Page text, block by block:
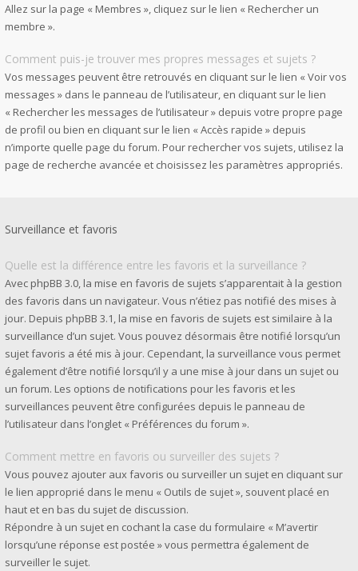
Allez sur la page « Membres », cliquez sur le lien « Rechercher un
membre ».
Comment puis-je trouver mes propres messages et sujets ?
Vos messages peuvent être retrouvés en cliquant sur le lien « Voir vos
messages » dans le panneau de l’utilisateur, en cliquant sur le lien
« Rechercher les messages de l’utilisateur » depuis votre propre page
de profil ou bien en cliquant sur le lien « Accès rapide » depuis
n’importe quelle page du forum. Pour rechercher vos sujets, utilisez la
page de recherche avancée et choisissez les paramètres appropriés.
Surveillance et favoris
Quelle est la différence entre les favoris et la surveillance ?
Avec phpBB 3.0, la mise en favoris de sujets s’apparentait à la gestion
des favoris dans un navigateur. Vous n’étiez pas notifié des mises à
jour. Depuis phpBB 3.1, la mise en favoris de sujets est similaire à la
surveillance d’un sujet. Vous pouvez désormais être notifié lorsqu’un
sujet favoris a été mis à jour. Cependant, la surveillance vous permet
également d’être notifié lorsqu’il y a une mise à jour dans un sujet ou
un forum. Les options de notifications pour les favoris et les
surveillances peuvent être configurées depuis le panneau de
l’utilisateur dans l’onglet « Préférences du forum ».
Comment mettre en favoris ou surveiller des sujets ?
Vous pouvez ajouter aux favoris ou surveiller un sujet en cliquant sur
le lien approprié dans le menu « Outils de sujet », souvent placé en
haut et en bas du sujet de discussion.
Répondre à un sujet en cochant la case du formulaire « M’avertir
lorsqu’une réponse est postée » vous permettra également de
surveiller le sujet.